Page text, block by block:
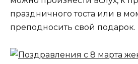
праздничного тоста или в
преподносить свой подарок.